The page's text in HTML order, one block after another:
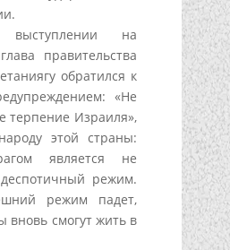
на
правительства
обратился к
«Не
терпение Израиля»,
этой страны:
является не
режим.
режим падет,
вновь смогут жить в